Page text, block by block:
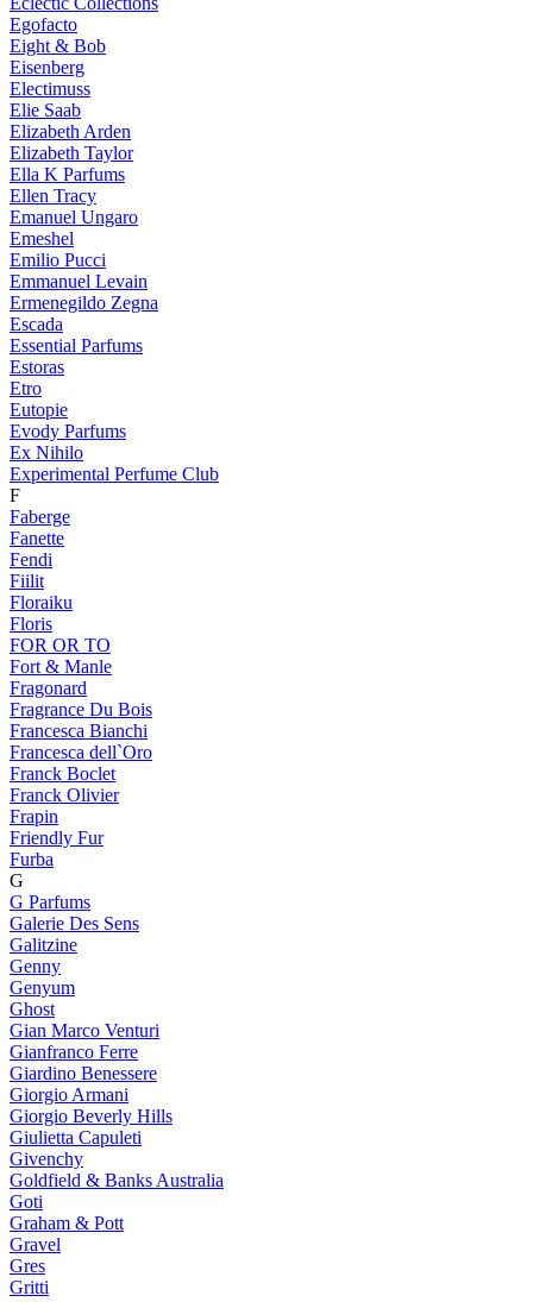
Egofacto
Eight & Bob
Eisenberg
Electimuss
Elie Saab
Elizabeth Arden
Elizabeth Taylor
Ella K Parfums
Ellen Tracy
Emanuel Ungaro
Emeshel
Emilio Pucci
Emmanuel Levain
Ermenegildo Zegna
Escada
Essential Parfums
Estoras
Etro
Eutopie
Evody Parfums
Ex Nihilo
Experimental Perfume Club
F
Faberge
Fanette
Fendi
Fiilit
Floraiku
Floris
FOR OR TO
Fort & Manle
Fragonard
Fragrance Du Bois
Francesca Bianchi
Francesca dell`Oro
Franck Boclet
Franck Olivier
Frapin
Friendly Fur
Furba
G
G Parfums
Galerie Des Sens
Galitzine
Genny
Genyum
Ghost
Gian Marco Venturi
Gianfranco Ferre
Giardino Benessere
Giorgio Armani
Giorgio Beverly Hills
Giulietta Capuleti
Givenchy
Goldfield & Banks Australia
Goti
Graham & Pott
Gravel
Gres
Gritti